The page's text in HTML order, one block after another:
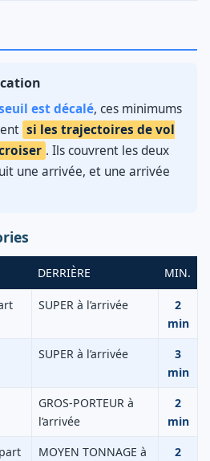
est décalé, ces minimums
si les trajectoires de vol
. Ils couvrent les deux
une arrivée, et une arrivée
DERRIÈRE MIN.
SUPER à l’arrivée
2
min
SUPER à l’arrivée
3
min
GROS-PORTEUR à
l’arrivée
2
min
MOYEN TONNAGE à
2